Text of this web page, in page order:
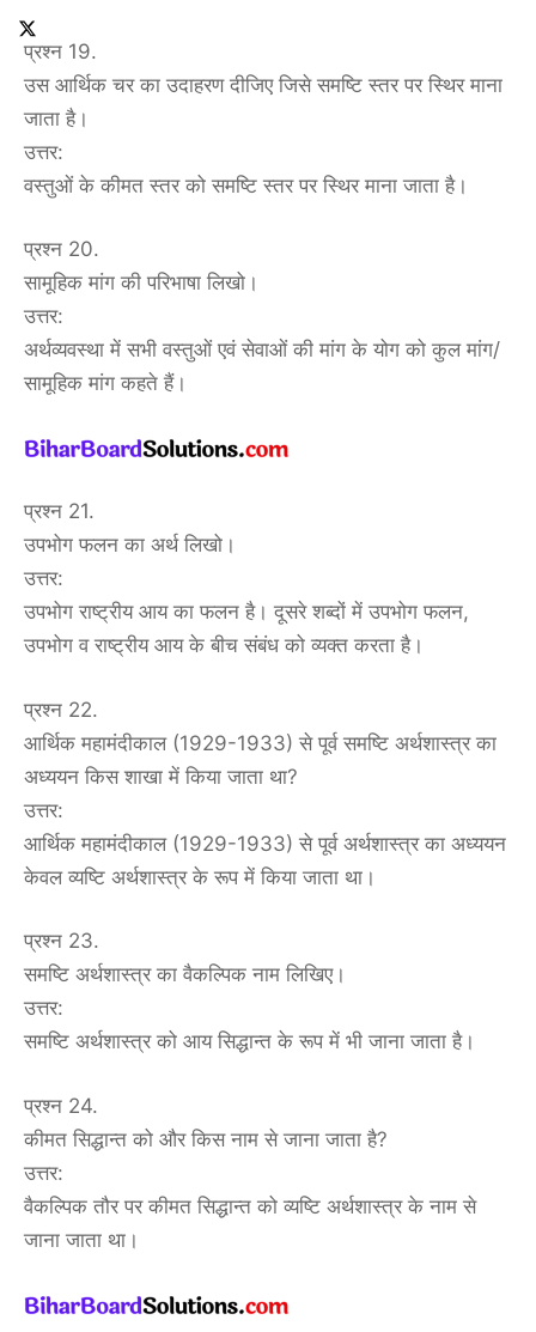
प्रश्न 19.
उस आर्थिक चर का उदाहरण दीजिए जिसे समष्टि स्तर पर स्थिर माना
जाता है।
उत्तर:
वस्तुओं के कीमत स्तर को समष्टि स्तर पर स्थिर माना जाता है।
प्रश्न 20.
सामूहिक मांग की परिभाषा लिखो।
उत्तर:
अर्थव्यवस्था में सभी वस्तुओं एवं सेवाओं की मांग के योग को कुल मांग/
सामूहिक मांग कहते हैं।
प्रश्न 21.
उपभोग फलन का अर्थ लिखो।
उत्तर:
उपभोग राष्ट्रीय आय का फलन है। दूसरे शब्दों में उपभोग फलन,
उपभोग व राष्ट्रीय आय के बीच संबंध को व्यक्त करता है।
प्रश्न 22.
आर्थिक महामंदीकाल (1929-1933) से पूर्व समष्टि अर्थशास्त्र का
अध्ययन किस शाखा में किया जाता था?
उत्तर:
आर्थिक महामंदीकाल (1929-1933) से पूर्व अर्थशास्त्र का अध्ययन
केवल व्यष्टि अर्थशास्त्र के रूप में किया जाता था।
प्रश्न 23.
समष्टि अर्थशास्त्र का वैकल्पिक नाम लिखिए।
उत्तर:
समष्टि अर्थशास्त्र को आय सिद्धान्त के रूप में भी जाना जाता है।
प्रश्न 24.
कीमत सिद्धान्त को और किस नाम से जाना जाता है?
उत्तर:
वैकल्पिक तौर पर कीमत सिद्धान्त को व्यष्टि अर्थशास्त्र के नाम से
जाना जाता था।